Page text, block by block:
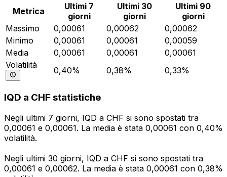
Metrica
Ultimi 7
giorni
Ultimi 30
giorni
Ultimi 90
giorni
Massimo
0,00061 0,00062
0,00062
Minimo
0,00061 0,00061
0,00059
Media
0,00061 0,00061
0,00061
Volatilità
0,40% 0,38% 0,33%
IQD a CHF statistiche
Negli ultimi 7 giorni, IQD a CHF si sono spostati tra
0,00061 e 0,00061. La media è stata 0,00061 con 0,40%
volatilità.
Negli ultimi 30 giorni, IQD a CHF si sono spostati tra
0,00061 e 0,00062. La media è stata 0,00061 con 0,38%